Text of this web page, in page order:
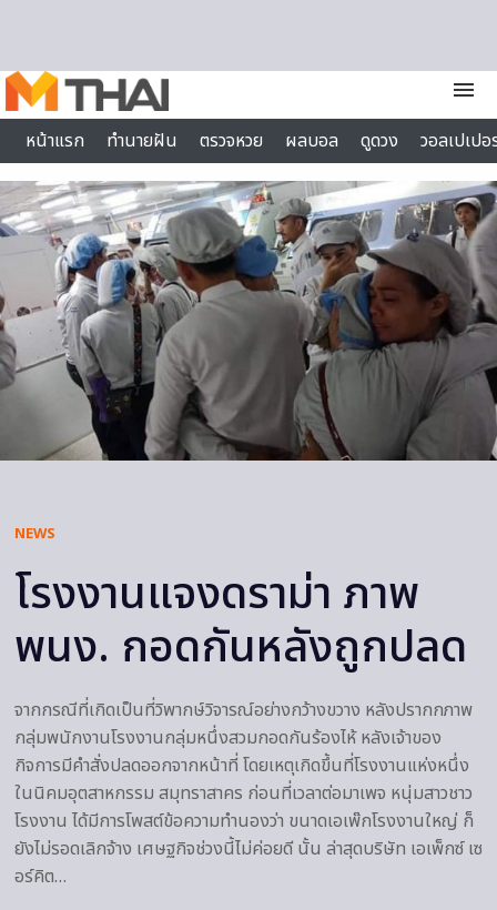
menu
หน้าแรก
ทำนายฝัน ตรวจหวย ผลบอล ดูดวง
วอลเปเป
ไลฟ์สไตล์
NEWS
โรงงานแจงดราม่า ภาพ
พนง. กอดกันหลังถูกปลด
จากกรณีที่เกิดเป็นที่วิพากษ์วิจารณ์อย่างกว้างขวาง หลังปรากกภาพ
กลุ่มพนักงานโรงงานกลุ่มหนึ่งสวมกอดกันร้องไห้ หลังเจ้าของ
กิจการมีคำสั่งปลดออกจากหน้าที่ โดยเหตุเกิดขึ้นที่โรงงานแห่งหนึ่ง
ในนิคมอุตสาหกรรม สมุทราสาคร ก่อนที่เวลาต่อมาเพจ หนุ่มสาวชาว
โรงงาน ได้มีการโพสต์ข้อความทำนองว่า ขนาดเอเพ๊กโรงงานใหญ่ ก็
ยังไม่รอดเลิกจ้าง เศษฐกิจช่วงนี้ไม่ค่อยดี นั้น ล่าสุดบริษัท เอเพ็กซ์ เซ
อร์คิต…